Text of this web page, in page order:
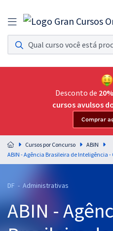
Assinatura Ilimitada 11
Acesso a todos os cursos. Teste grátis
Assinatura OAB Até Passar
Acesso ilimitado a toda preparação
Residências
Preparação completa e intensiva para
residências em saúde do Brasil
Cursos 20% OFF
Desconto de
cursos avulsos
Comprar
Cursos por Concurso
ABIN
DF - Administrativas
ABIN -